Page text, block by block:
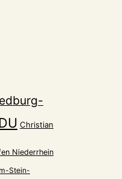
Christian
Niederrhein
Stein-